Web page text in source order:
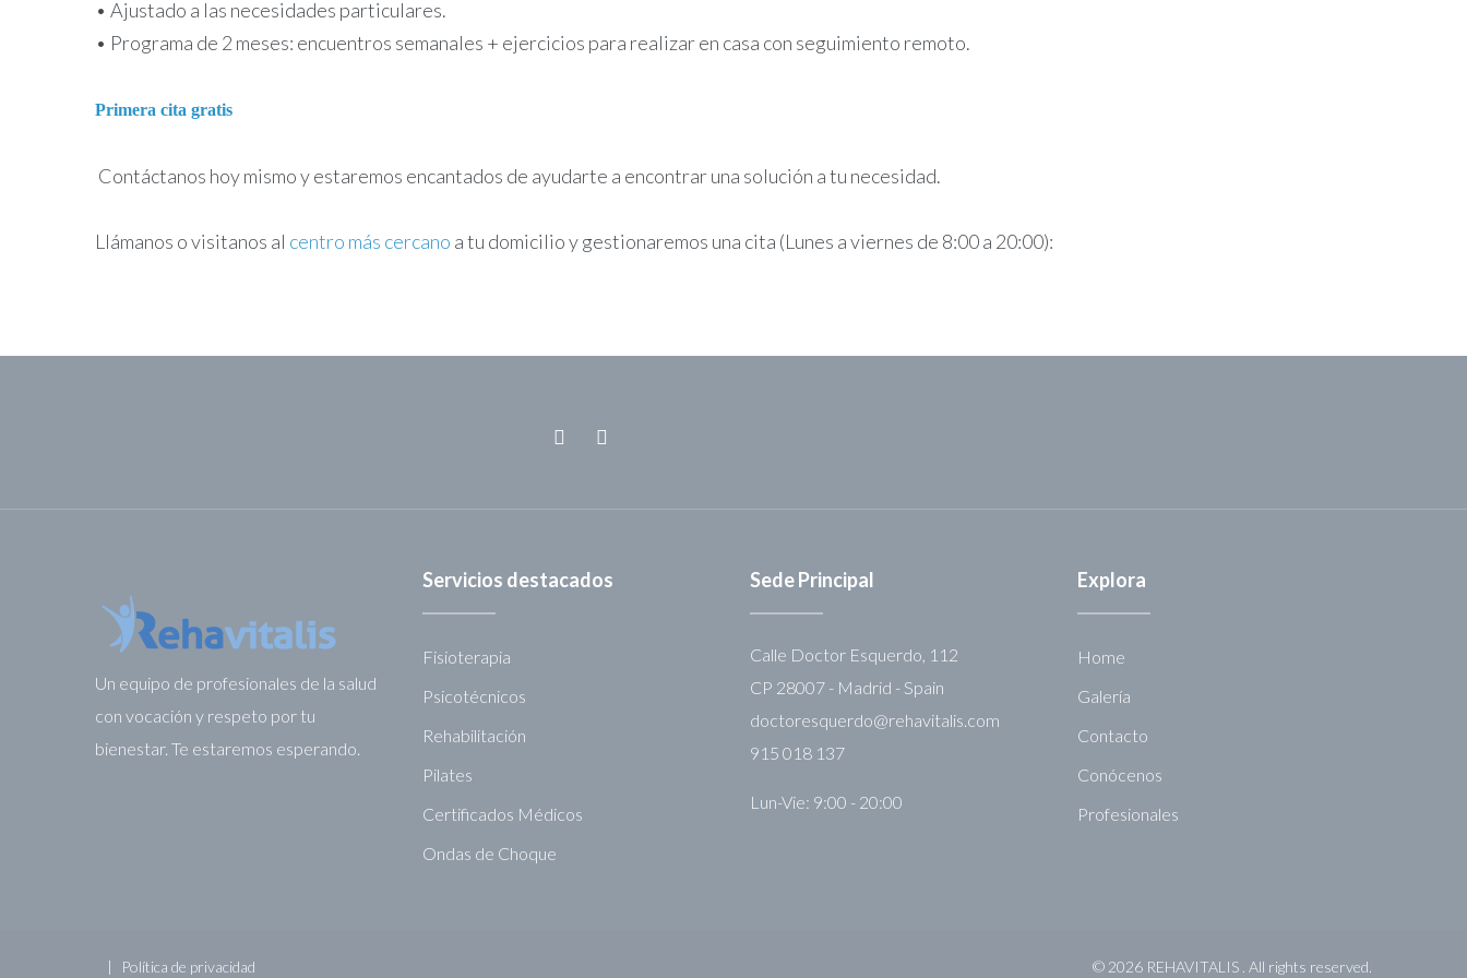
• Ajustado a las necesidades particulares.
• Programa de 2 meses: encuentros semanales + ejercicios para realizar en casa con seguimiento remoto.
Primera cita gratis
Contáctanos hoy mismo y estaremos encantados de ayudarte a encontrar una solución a tu necesidad.
Llámanos o visitanos al centro más cercano a tu domicilio y gestionaremos una cita (Lunes a viernes de 8:00 a 20:00):
Explora
Home
Galería
Contacto
Conócenos
Profesionales
Sede Principal
Calle Doctor Esquerdo, 112
CP 28007 - Madrid - Spain
doctoresquerdo@rehavitalis.com
915 018 137
Lun-Vie: 9:00 - 20:00
Servicios destacados
Fisioterapia
Psicotécnicos
Rehabilitación
Pilates
Certificados Médicos
Ondas de Choque
Un equipo de profesionales de la salud
con vocación y respeto por tu
bienestar. Te estaremos esperando.
Política de privacidad © 2026 REHAVITALIS . All rights reserved.